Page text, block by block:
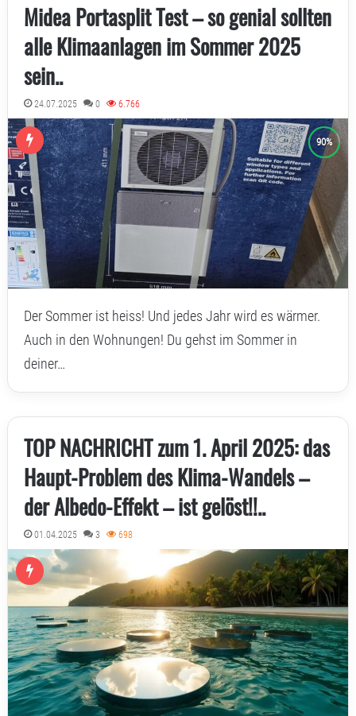
Midea Portasplit Test – so genial sollten
alle Klimaanlagen im Sommer 2025
sein..
24.07.2025 0 6.766
Der Sommer ist heiss! Und jedes Jahr wird es wärmer.
Auch in den Wohnungen! Du gehst im Sommer in
deiner…
TOP NACHRICHT zum 1. April 2025: das
Haupt-Problem des Klima-Wandels –
der Albedo-Effekt – ist gelöst!!..
01.04.2025 3 698